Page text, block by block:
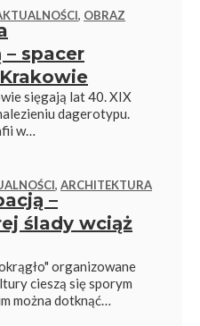
, OBRAZ
– spacer
sięgają lat 40. XIX
dagerotypu.
w…
, ARCHITEKTURA
–
ślady wciąż
organizowane
cieszą się sporym
można dotknąć…